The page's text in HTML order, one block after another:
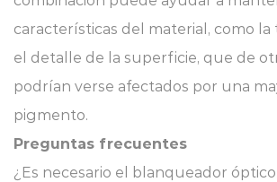
características del material, como la
el detalle de la superficie, que de
podrían verse afectados por una
pigmento.
Preguntas frecuentes
¿Es necesario el blanqueador